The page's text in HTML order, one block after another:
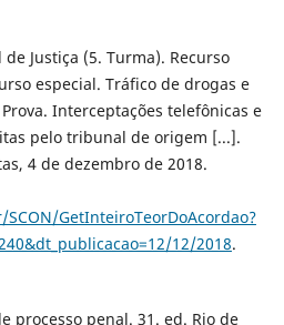
Justiça (5. Turma). Recurso
especial. Tráfico de drogas e
Interceptações telefônicas e
pelo tribunal de origem [...].
4 de dezembro de 2018.
GetInteiroTeorDoAcordao?
12/2018.
processo penal. 31. ed. Rio de